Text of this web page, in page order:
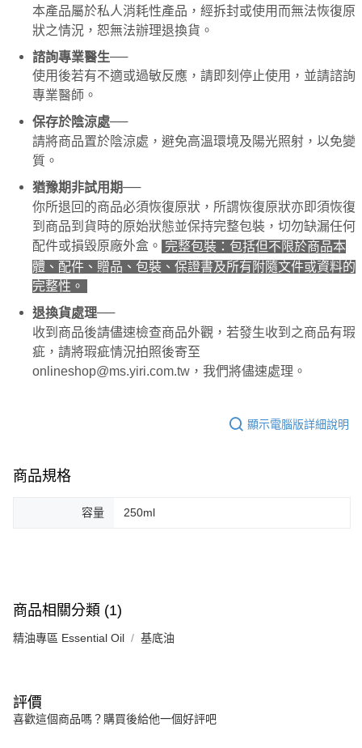
時審查核予不同之上限額度；若仍有額度不足之情形，本公司將視審查結果
請求用戶進行身份認證。
５．嚴禁一人註冊多個帳號或使用他人資訊註冊。若發現惡意使用之情形，
恩沛科技股份有限公司將有權停止該用戶之使用額度並採取法律行動。
本產品屬於私人消耗性產品，經拆封或使用而無法恢復原
狀之情況，恕無法辦理退換貨。
諮詢專業醫生──
使用後若有不適或過敏反應，請即刻停止使用，並請諮詢
專業醫師。
保存於陰涼處──
請將商品置於陰涼處，避免高溫環境及陽光照射，以免變
質。
猶豫期非試用期──
你所退回的商品必須恢復原狀，所謂恢復原狀亦即須恢復
到商品到貨時的原始狀態並保持完整包裝，切勿缺漏任何
配件或損毀原廠外盒。 完整包裝：包括但不限於商品本
體、配件、贈品、包裝、保證書及所有附隨文件或資料的
完整性。
退換貨處理──
收到商品後請儘速檢查商品外觀，若發生收到之商品有瑕
疵，請將瑕疵情況拍照後寄至
onlineshop@ms.yiri.com.tw，我們將儘速處理。
顯示電腦版詳細說明
商品規格
容量 250ml
商品相關分類 (1)
精油專區 Essential Oil 基底油
評價
喜歡這個商品嗎？購買後給他一個好評吧